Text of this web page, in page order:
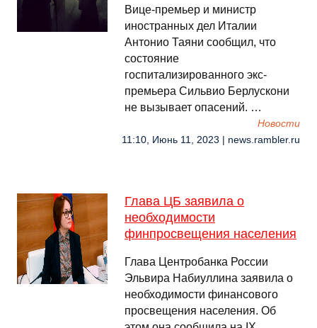
Вице-премьер и министр
иностранных дел Италии
Антонио Таяни сообщил, что
состояние
госпитализированного экс-
премьера Сильвио Берлускони
не вызывает опасений. …
Новости
11:10, Июнь 11, 2023 | news.rambler.ru
Глава ЦБ заявила о
необходимости
финпросвещения населения
Глава Центробанка России
Эльвира Набиуллина заявила о
необходимости финансового
просвещения населения. Об